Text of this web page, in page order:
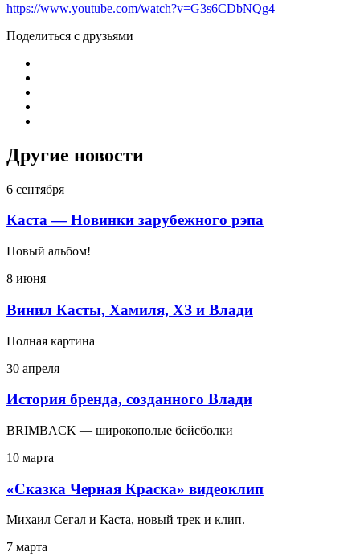
https://www.youtube.com/watch?v=G3s6CDbNQg4
Поделиться с друзьями
Другие новости
6 сентября
Каста — Новинки зарубежного рэпа
Новый альбом!
8 июня
Винил Касты, Хамиля, ХЗ и Влади
Полная картина
30 апреля
История бренда, созданного Влади
BRIMBACK — широкополые бейсболки
10 марта
«Сказка Черная Краска» видеоклип
Михаил Сегал и Каста, новый трек и клип.
7 марта